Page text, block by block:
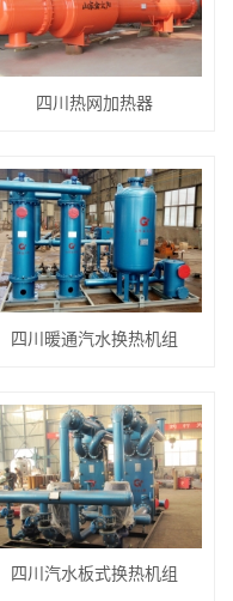
四川热网加热器
四川暖通汽水换热机组
四川汽水板式换热机组